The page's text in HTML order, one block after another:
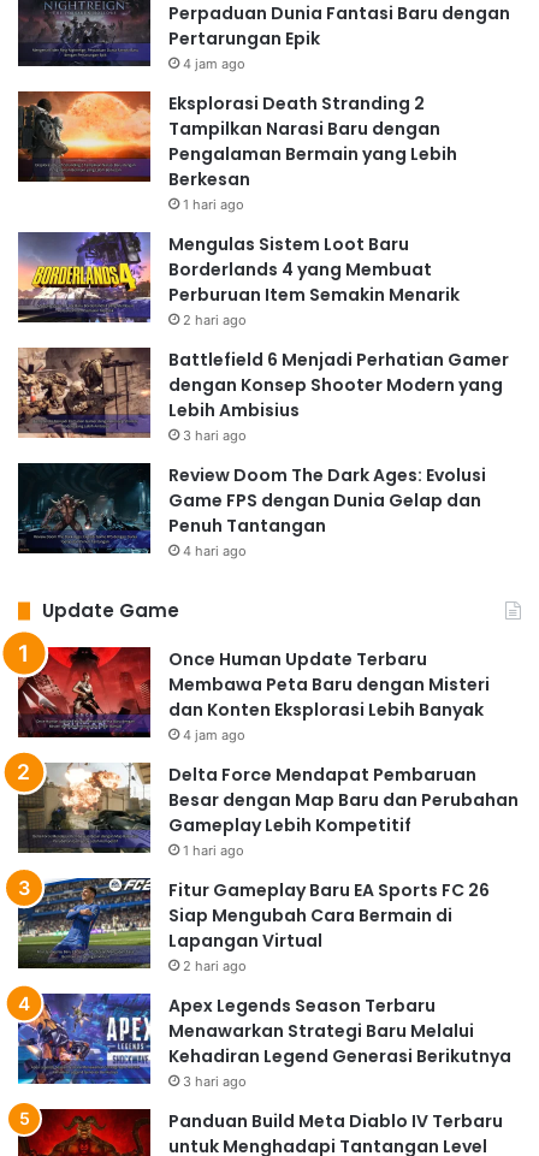
Perpaduan Dunia Fantasi Baru dengan
Pertarungan Epik
4 jam ago
Eksplorasi Death Stranding 2
Tampilkan Narasi Baru dengan
Pengalaman Bermain yang Lebih
Berkesan
1 hari ago
Mengulas Sistem Loot Baru
Borderlands 4 yang Membuat
Perburuan Item Semakin Menarik
2 hari ago
Battlefield 6 Menjadi Perhatian Gamer
dengan Konsep Shooter Modern yang
Lebih Ambisius
3 hari ago
Review Doom The Dark Ages: Evolusi
Game FPS dengan Dunia Gelap dan
Penuh Tantangan
4 hari ago
Update Game
Once Human Update Terbaru
Membawa Peta Baru dengan Misteri
dan Konten Eksplorasi Lebih Banyak
4 jam ago
Delta Force Mendapat Pembaruan
Besar dengan Map Baru dan Perubahan
Gameplay Lebih Kompetitif
1 hari ago
Fitur Gameplay Baru EA Sports FC 26
Siap Mengubah Cara Bermain di
Lapangan Virtual
2 hari ago
Apex Legends Season Terbaru
Menawarkan Strategi Baru Melalui
Kehadiran Legend Generasi Berikutnya
3 hari ago
Panduan Build Meta Diablo IV Terbaru
untuk Menghadapi Tantangan Level